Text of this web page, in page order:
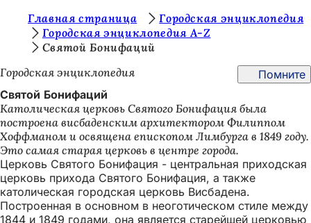
Перейти к содержимому
з
д
е
с
ь
:
Главная страница
Городская энциклопедия
Городская энциклопедия A-Z
Святой Бонифаций
Городская энциклопедия
Помните
Святой Бонифаций
Католическая церковь Святого Бонифация была
построена висбаденским архитектором Филиппом
Хоффманом и освящена епископом Лимбурга в 1849 году.
Это самая старая церковь в центре города.
Церковь Святого Бонифация - центральная приходская
церковь прихода Святого Бонифация, а также
католическая городская церковь Висбадена.
Построенная в основном в неоготическом стиле между
1844 и 1849 годами, она является старейшей церковью